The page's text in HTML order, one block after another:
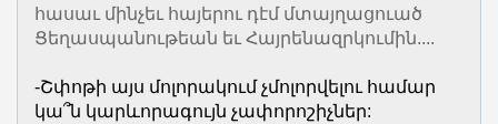
հասաւ մինչեւ հայերու դէմ մտայղացուած
Ցեղասպանութեան եւ Հայրենազրկումին....
-Շփոթի այս մոլորակում չմոլորվելու համար
կա՞ն կարևորագույն չափորոշիչներ: